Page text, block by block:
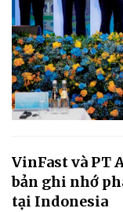
VinFast và PT
bản ghi nhớ
tại Indonesia